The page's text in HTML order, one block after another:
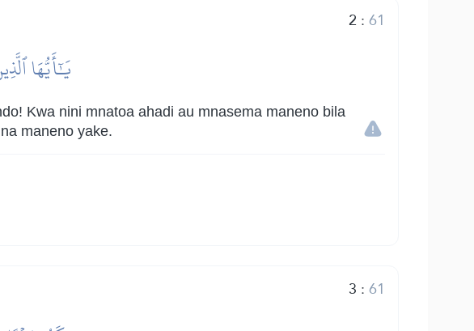
2 :61
يَٰٓأَيُّهَا
Kwa nini mnatoa ahadi au mnasema maneno bila
maneno yake.
3 :61